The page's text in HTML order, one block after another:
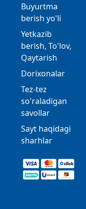
Buyurtma
berish yo'li
Yetkazib
berish, To'lov,
Qaytarish
Dorixonalar
Tez-tez
so'raladigan
savollar
Sayt haqidagi
sharhlar